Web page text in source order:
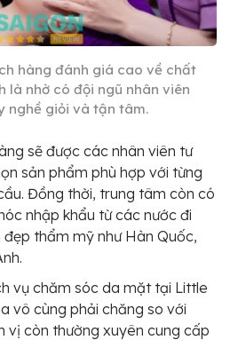
hàng đánh giá cao về chất
là nhờ có đội ngũ nhân viên
nghề giỏi và tận tâm.
sẽ được các nhân viên tư
sản phẩm phù hợp với từng
Đồng thời, trung tâm còn có
nhập khẩu từ các nước đi
thẩm mỹ như Hàn Quốc,
vụ chăm sóc da mặt tại Little
vô cùng phải chăng so với
vị còn thường xuyên cung cấp